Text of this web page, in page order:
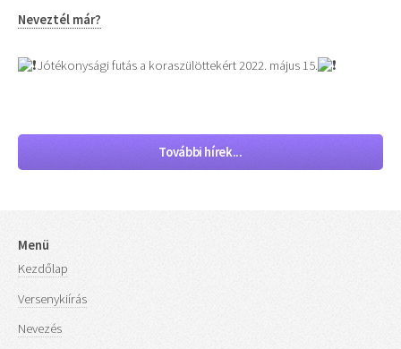
Neveztél már?
Jótékonysági futás a koraszülöttekért 2022. május 15.
További hírek...
Menü
Kezdőlap
Versenykiírás
Nevezés